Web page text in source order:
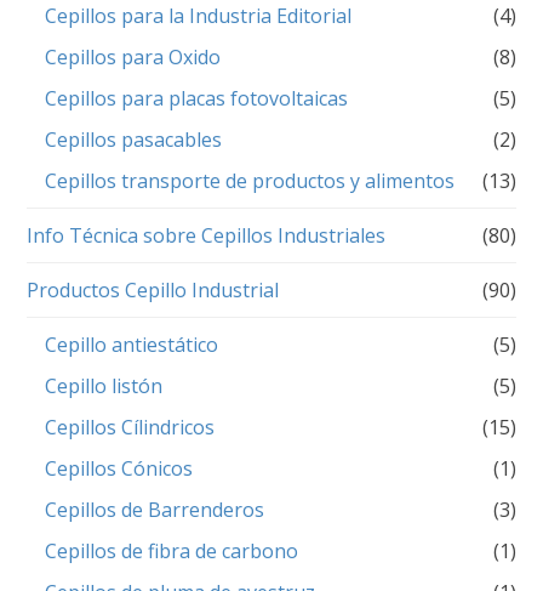
Cepillos para la Industria Editorial
(4)
Cepillos para Oxido
(8)
Cepillos para placas fotovoltaicas
(5)
Cepillos pasacables
(2)
Cepillos transporte de productos y alimentos
(13)
Info Técnica sobre Cepillos Industriales (80)
Productos Cepillo Industrial (90)
Cepillo antiestático
(5)
Cepillo listón
(5)
Cepillos Cílindricos
(15)
Cepillos Cónicos
(1)
Cepillos de Barrenderos
(3)
Cepillos de fibra de carbono
(1)